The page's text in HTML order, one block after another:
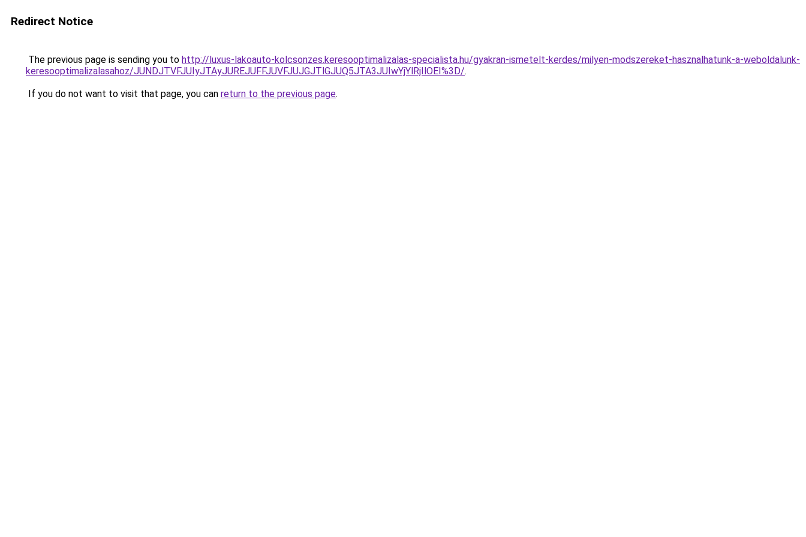
Redirect Notice
The previous page is sending you to http://luxus-lakoauto-kolcsonzes.keresooptimalizalas-specialista.hu/gyakran-ismetelt-kerdes/milyen-modszereket-hasznalhatunk-a-weboldalunk-
keresooptimalizalasahoz/JUNDJTVFJUIyJTAyJUREJUFFJUVFJUJGJTlGJUQ5JTA3JUIwYjYlRjIlOEI%3D/.
If you do not want to visit that page, you can return to the previous page.